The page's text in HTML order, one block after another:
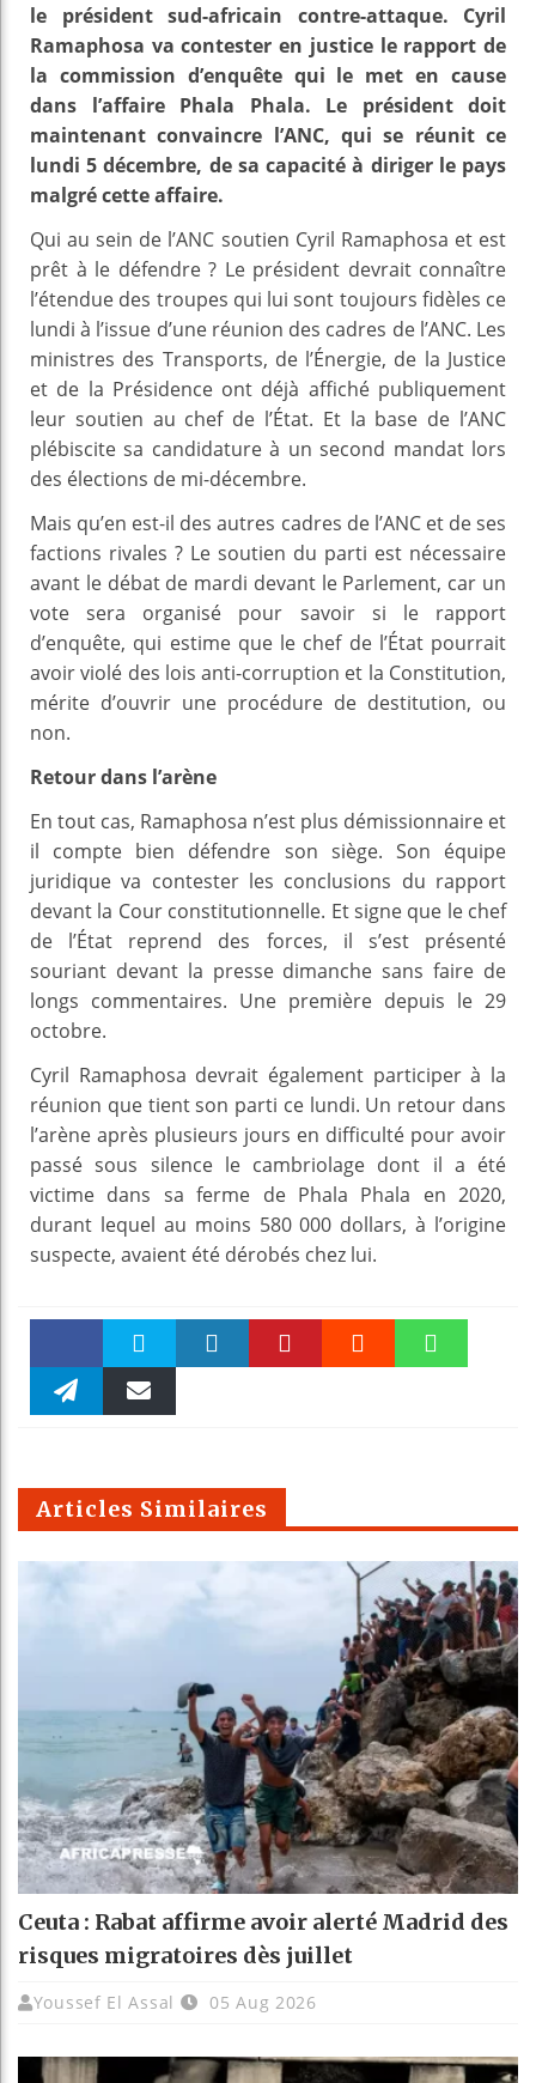
le président sud-africain contre-attaque. Cyril
Ramaphosa va contester en justice le rapport de
la commission d’enquête qui le met en cause
dans l’affaire Phala Phala. Le président doit
maintenant convaincre l’ANC, qui se réunit ce
lundi 5 décembre, de sa capacité à diriger le pays
malgré cette affaire.
Qui au sein de l’ANC soutien Cyril Ramaphosa et est
prêt à le défendre ? Le président devrait connaître
l’étendue des troupes qui lui sont toujours fidèles ce
lundi à l’issue d’une réunion des cadres de l’ANC. Les
ministres des Transports, de l’Énergie, de la Justice
et de la Présidence ont déjà affiché publiquement
leur soutien au chef de l’État. Et la base de l’ANC
plébiscite sa candidature à un second mandat lors
des élections de mi-décembre.
Mais qu’en est-il des autres cadres de l’ANC et de ses
factions rivales ? Le soutien du parti est nécessaire
avant le débat de mardi devant le Parlement, car un
vote sera organisé pour savoir si le rapport
d’enquête, qui estime que le chef de l’État pourrait
avoir violé des lois anti-corruption et la Constitution,
mérite d’ouvrir une procédure de destitution, ou
non.
Retour dans l’arène
En tout cas, Ramaphosa n’est plus démissionnaire et
il compte bien défendre son siège. Son équipe
juridique va contester les conclusions du rapport
devant la Cour constitutionnelle. Et signe que le chef
de l’État reprend des forces, il s’est présenté
souriant devant la presse dimanche sans faire de
longs commentaires. Une première depuis le 29
octobre.
Cyril Ramaphosa devrait également participer à la
réunion que tient son parti ce lundi. Un retour dans
l’arène après plusieurs jours en difficulté pour avoir
passé sous silence le cambriolage dont il a été
victime dans sa ferme de Phala Phala en 2020,
durant lequel au moins 580 000 dollars, à l’origine
suspecte, avaient été dérobés chez lui.
Faceboo Twitter
m
Articles Similaires
Ceuta : Rabat affirme avoir alerté Madrid des
risques migratoires dès juillet
Youssef El Assal 05 Aug 2026